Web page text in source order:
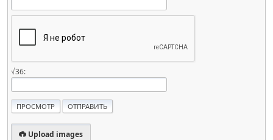
√36:
Upload images